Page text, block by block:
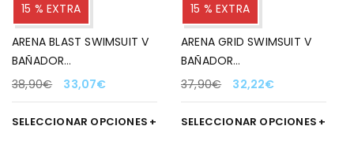
15 % EXTRA
ARENA BLAST SWIMSUIT V
BAÑADOR
NEGRO/CORAL/AZUL PARA
MUJER 500
38,90€ 33,07€
SELECCIONAR OPCIONES
15 % EXTRA
ARENA GRID SWIMSUIT V
BAÑADOR
NEGRO/BLANCO/LIMA
PARA MUJER 560
37,90€ 32,22€
SELECCIONAR OPCIONES